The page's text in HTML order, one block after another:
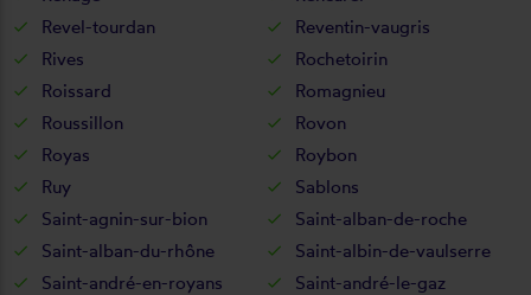
Revel-tourdan
Reventin-vaugris
Rives
Rochetoirin
Roissard
Romagnieu
Roussillon
Rovon
Royas
Roybon
Ruy
Sablons
Saint-agnin-sur-bion
Saint-alban-de-roche
Saint-alban-du-rhône
Saint-albin-de-vaulserre
Saint-andré-en-royans
Saint-andré-le-gaz